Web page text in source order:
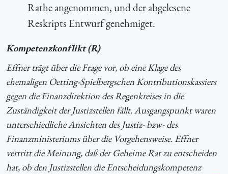
Rathe angenommen, und der abgelesene
Reskripts Entwurf genehmiget.
Kompetenzkonflikt (R)
Effner trägt über die Frage vor, ob eine Klage des
ehemaligen Oetting-Spielbergschen Kontributionskassiers
gegen die Finanzdirektion des Regenkreises in die
Zuständigkeit der Justizstellen fällt. Ausgangspunkt waren
unterschiedliche Ansichten des Justiz- bzw- des
Finanzministeriums über die Vorgehensweise. Effner
vertritt die Meinung, daß der Geheime Rat zu entscheiden
hat, ob den Justizstellen die Entscheidungskompetenz